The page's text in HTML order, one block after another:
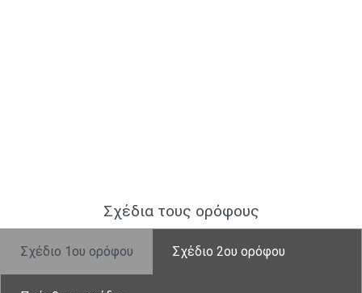
Σχέδια τους ορὀφους
Σχέδιο 1ου ορόφου Σχἐδιο 2ου ορόφου